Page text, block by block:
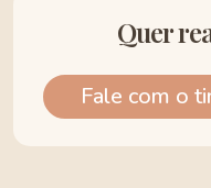
Quer
Fale com o